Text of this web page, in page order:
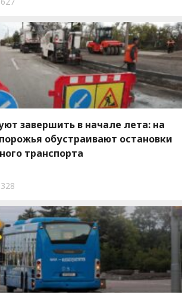
завершить в начале лета: на
обустраивают остановки
транспорта